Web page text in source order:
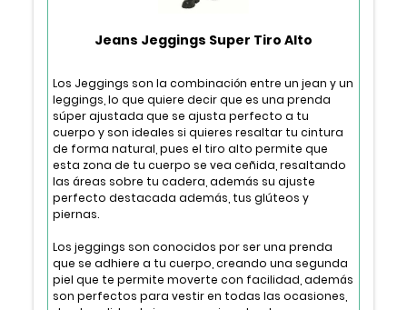
Jeans Jeggings Super Tiro Alto
Los Jeggings son la combinación entre un jean y un
leggings, lo que quiere decir que es una prenda
súper ajustada que se ajusta perfecto a tu
cuerpo y son ideales si quieres resaltar tu cintura
de forma natural, pues el tiro alto permite que
esta zona de tu cuerpo se vea ceñida, resaltando
las áreas sobre tu cadera, además su ajuste
perfecto destacada además, tus glúteos y
piernas.
Los jeggings son conocidos por ser una prenda
que se adhiere a tu cuerpo, creando una segunda
piel que te permite moverte con facilidad, además
son perfectos para vestir en todas las ocasiones,